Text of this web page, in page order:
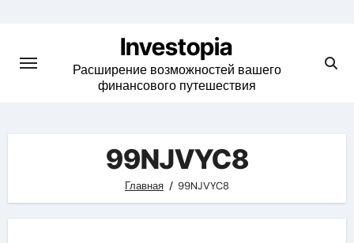
content
Investopia
Расширение возможностей вашего
финансового путешествия
99NJVYC8
Главная 99NJVYC8